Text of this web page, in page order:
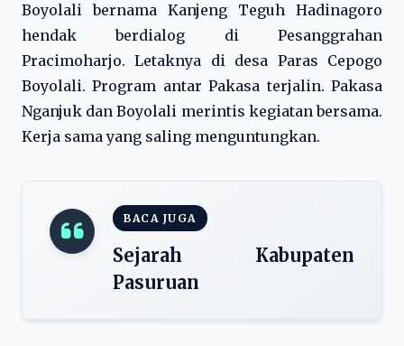
Boyolali bernama Kanjeng Teguh Hadinagoro
hendak berdialog di Pesanggrahan
Pracimoharjo. Letaknya di desa Paras Cepogo
Boyolali. Program antar Pakasa terjalin. Pakasa
Nganjuk dan Boyolali merintis kegiatan bersama.
Kerja sama yang saling menguntungkan.
BACA JUGA
Sejarah Kabupaten
Pasuruan